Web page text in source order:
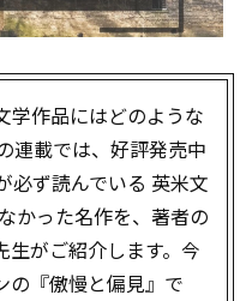
学作品にはどのような
連載では、好評発売中
必ず読んでいる 英米文
かった名作を、著者の
生がご紹介します。今
の『傲慢と偏見』で